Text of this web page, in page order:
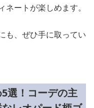
ートが楽しめます。
も、ぜひ手に取ってい
選！コーデの主